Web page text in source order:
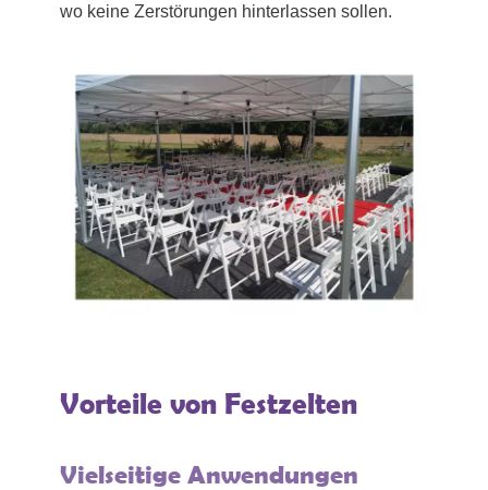
wo keine Zerstörungen hinterlassen sollen.
Vorteile von Festzelten
Vielseitige Anwendungen